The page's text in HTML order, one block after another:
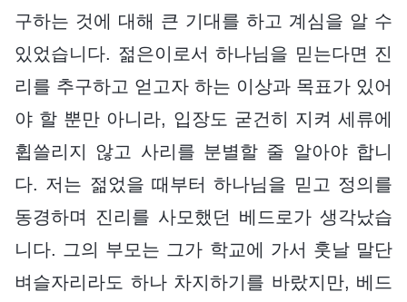
구하는 것에 대해 큰 기대를 하고 계심을 알 수
있었습니다. 젊은이로서 하나님을 믿는다면 진
리를 추구하고 얻고자 하는 이상과 목표가 있어
야 할 뿐만 아니라, 입장도 굳건히 지켜 세류에
휩쓸리지 않고 사리를 분별할 줄 알아야 합니
다. 저는 젊었을 때부터 하나님을 믿고 정의를
동경하며 진리를 사모했던 베드로가 생각났습
니다. 그의 부모는 그가 학교에 가서 훗날 말단
벼슬자리라도 하나 차지하기를 바랐지만, 베드